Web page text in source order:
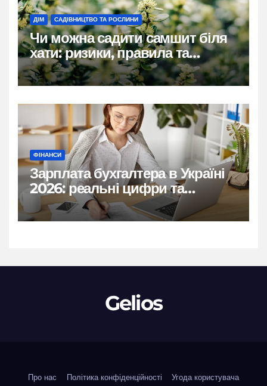
ДІМ САДІВНИЦТВО ТА РОСЛИНИ
Чи можна садити самшит біля
хати: ризики, правила та
практичні рішення
ФІНАНСИ
Зарплата бухгалтера в Україні
2026: реальні цифри та
нюанси
Gelios
Про нас Політика конфіденційності Угода користувача